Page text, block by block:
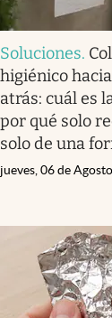
Soluciones.
higiénico
atrás: cuál es
por qué solo
solo de una
jueves, 06 de